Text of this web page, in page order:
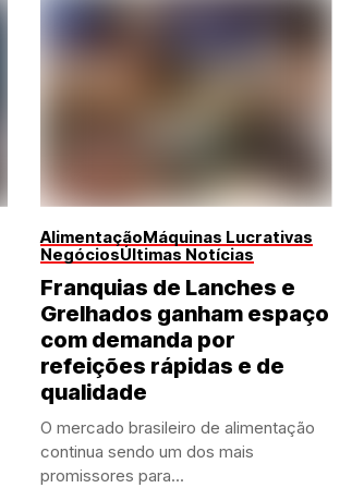
AlimentaçãoMáquinas Lucrativas
NegóciosÚltimas Notícias
Franquias de Lanches e
Grelhados ganham espaço
com demanda por
refeições rápidas e de
qualidade
O mercado brasileiro de alimentação
continua sendo um dos mais
promissores para...